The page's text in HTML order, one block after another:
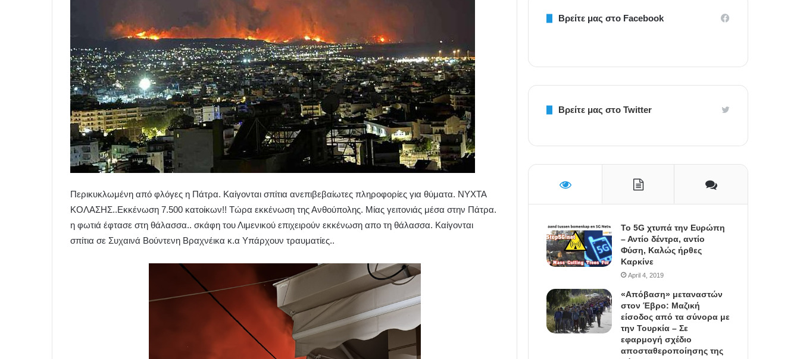
Περικυκλωμένη από φλόγες η Πάτρα. Καίγονται σπίτια ανεπιβεβαίωτες πληροφορίες για θύματα. ΝΥΧΤΑ
ΚΟΛΑΣΗΣ..Εκκένωση 7.500 κατοίκων!! Τώρα εκκένωση της Ανθούπολης. Μίας γειτονιάς μέσα στην Πάτρα.
η φωτιά έφτασε στη θάλασσα.. σκάφη του Λιμενικού επιχειρούν εκκένωση απο τη θάλασσα. Καίγονται
σπίτια σε Συχαινά Βούντενη Βραχνέικα κ.α Υπάρχουν τραυματίες..
Βρείτε μας στο Facebook
Βρείτε μας στο Twitter
To 5G χτυπά την Ευρώπη
– Αντίο δέντρα, αντίο
Φύση, Καλώς ήρθες
Καρκίνε
April 4, 2019
«Απόβαση» μεταναστών
στον Έβρο: Μαζική
είσοδος από τα σύνορα με
την Τουρκία – Σε
εφαρμογή σχέδιο
αποσταθεροποίησης της